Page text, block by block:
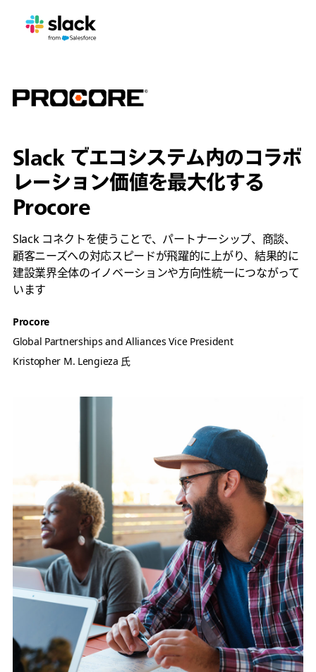
Slack でエコシステム内のコラボ
レーション価値を最大化する
Procore
Slack コネクトを使うことで、パートナーシップ、商談、
顧客ニーズへの対応スピードが飛躍的に上がり、結果的に
建設業界全体のイノベーションや方向性統一につながって
います
Procore
Global Partnerships and Alliances Vice President
Kristopher M. Lengieza 氏